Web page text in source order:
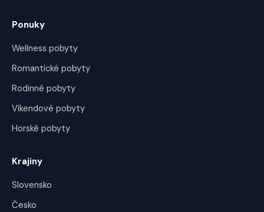
Ponuky
Wellness pobyty
Romantické pobyty
Rodinné pobyty
Víkendové pobyty
Horské pobyty
Krajiny
Slovensko
Česko